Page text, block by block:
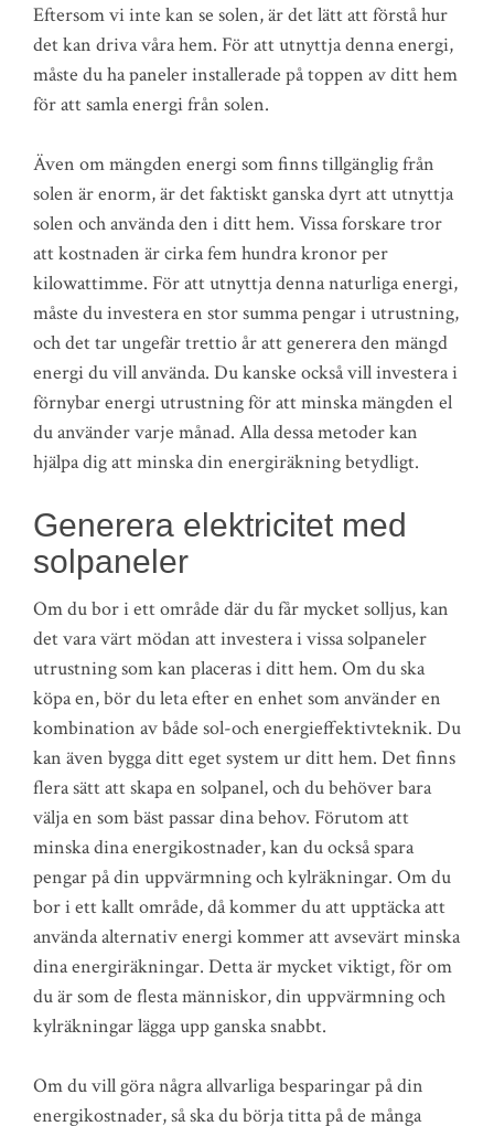
Eftersom vi inte kan se solen, är det lätt att förstå hur
det kan driva våra hem. För att utnyttja denna energi,
måste du ha paneler installerade på toppen av ditt hem
för att samla energi från solen.
Även om mängden energi som finns tillgänglig från
solen är enorm, är det faktiskt ganska dyrt att utnyttja
solen och använda den i ditt hem. Vissa forskare tror
att kostnaden är cirka fem hundra kronor per
kilowattimme. För att utnyttja denna naturliga energi,
måste du investera en stor summa pengar i utrustning,
och det tar ungefär trettio år att generera den mängd
energi du vill använda. Du kanske också vill investera i
förnybar energi utrustning för att minska mängden el
du använder varje månad. Alla dessa metoder kan
hjälpa dig att minska din energiräkning betydligt.
Generera elektricitet med
solpaneler
Om du bor i ett område där du får mycket solljus, kan
det vara värt mödan att investera i vissa solpaneler
utrustning som kan placeras i ditt hem. Om du ska
köpa en, bör du leta efter en enhet som använder en
kombination av både sol-och energieffektivteknik. Du
kan även bygga ditt eget system ur ditt hem. Det finns
flera sätt att skapa en solpanel, och du behöver bara
välja en som bäst passar dina behov. Förutom att
minska dina energikostnader, kan du också spara
pengar på din uppvärmning och kylräkningar. Om du
bor i ett kallt område, då kommer du att upptäcka att
använda alternativ energi kommer att avsevärt minska
dina energiräkningar. Detta är mycket viktigt, för om
du är som de flesta människor, din uppvärmning och
kylräkningar lägga upp ganska snabbt.
Om du vill göra några allvarliga besparingar på din
energikostnader, så ska du börja titta på de många